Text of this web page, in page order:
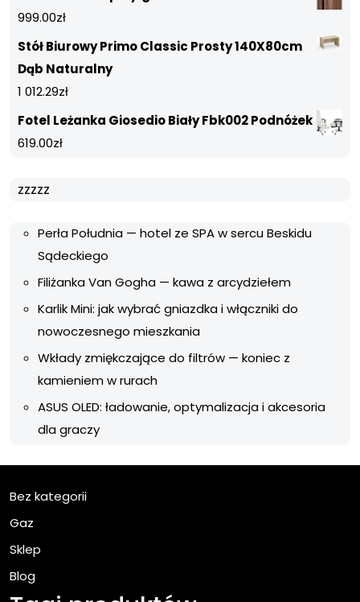
999.00zł
Stół Biurowy Primo Classic Prosty 140X80cm
Dąb Naturalny
1 012.29zł
Fotel Leżanka Giosedio Biały Fbk002 Podnóżek
619.00zł
zzzzz
Perła Południa — hotel ze SPA w sercu Beskidu
Sądeckiego
Filiżanka Van Gogha — kawa z arcydziełem
Karlik Mini: jak wybrać gniazdka i włączniki do
nowoczesnego mieszkania
Wkłady zmiękczające do filtrów — koniec z
kamieniem w rurach
ASUS OLED: ładowanie, optymalizacja i akcesoria
dla graczy
Bez kategorii
Gaz
Sklep
Blog